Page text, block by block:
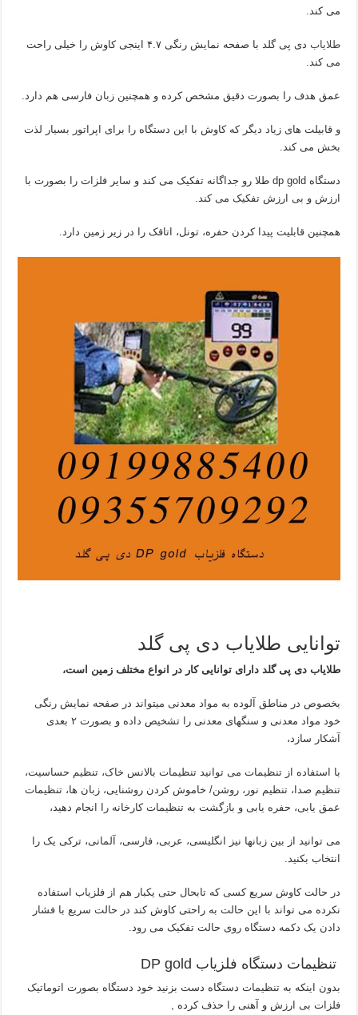
می کند.
طلایاب
دی پی گلد با صفحه نمایش رنگی ۴.۷ اینجی کاوش را خیلی راحت
می کند.
عمق هدف را بصورت دقیق مشخص کرده و همچنین زبان فارسی هم دارد.
و قابیلت های زیاد دیگر که کاوش با این دستگاه را برای اپراتور بسیار لذت
بخش می کند.
دستگاه dp gold طلا رو جداگانه تفکیک می کند و سایر فلزات را بصورت با
ارزش و بی ارزش تفکیک می کند.
همچنین قابلیت پیدا کردن حفره، تونل، اتاقک را در زیر زمین دارد.
توانایی طلایاب دی پی گلد
طلایاب دی پی گلد دارای توانایی کار در انواع مختلف زمین است،
بخصوص در مناطق آلوده به مواد معدنی میتواند در صفحه نمایش رنگی
خود مواد معدنی و سنگهای معدنی را تشخیص داده و بصورت ۲ بعدی
آشکار سازد،
با استفاده از تنظیمات می توانید تنظیمات بالانس خاک، تنظیم حساسیت،
تنظیم صدا، تنظیم نور، روشن/ خاموش کردن روشنایی، زبان ها، تنظیمات
عمق یابی، حفره یابی و بازگشت به تنظیمات کارخانه را انجام دهید،
می توانید از بین زبانها نیز انگلیسی، عربی، فارسی، آلمانی، ترکی یک را
انتخاب بکنید.
در حالت کاوش سریع کسی که تابحال حتی یکبار هم از فلزیاب استفاده
نکرده می تواند با این حالت به راحتی کاوش کند در حالت سریع با فشار
دادن یک دکمه دستگاه روی حالت تفکیک می رود.
تنظیمات دستگاه فلزیاب DP gold
بدون اینکه به تنظیمات دستگاه دست بزنید خود دستگاه بصورت اتوماتیک
فلزات بی ارزش و آهنی را حذف کرده ,